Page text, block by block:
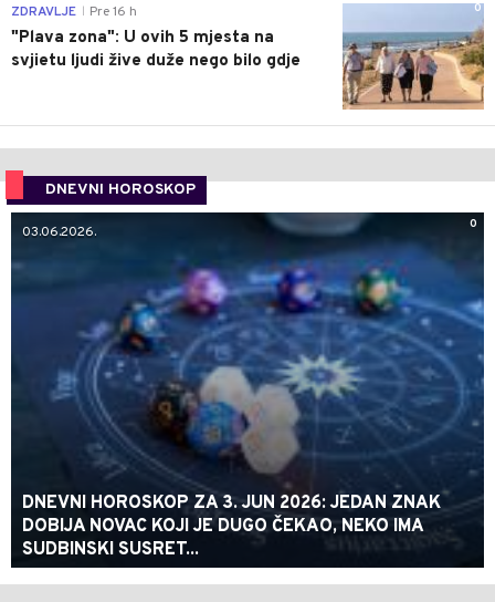
0
ZDRAVLJE Pre 16 h
"Plava zona": U ovih 5 mjesta na
svjietu ljudi žive duže nego bilo gdje
DNEVNI HOROSKOP
0
03.06.2026.
DNEVNI HOROSKOP ZA 3. JUN 2026: JEDAN ZNAK
DOBIJA NOVAC KOJI JE DUGO ČEKAO, NEKO IMA
SUDBINSKI SUSRET...